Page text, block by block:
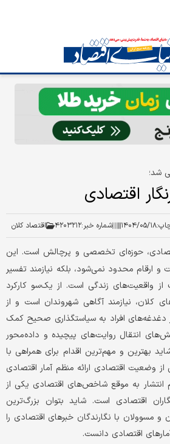
شد؛
اقتصادی
۱۴۰۴/۰۵/۱۸ شماره خبر:۴۲۰۳۲۱۲ اقتصاد کلان
حوزه‌ای تخصصی و پرچالش است. این
و ارقام محدود نمی‌شود، بلکه نیازمند تفسیر
از واقعیت‌های زندگی است. از یک‌سو کارکرد
کلان، نیازمند آگاهی شهروندان است و از
افراد به سیاستگذاری صحیح کمک
انتقال روایت‌های پیچیده و داده‌محور
بهترین و مهم‌ترین اقدام برای همراهی با
وضعیت اقتصادی ارائه منظم آمار اقتصادی
انتشار به موقع شاخص‌های اقتصادی یکی از
اقتصادی است. شاید بتوان بزرگ‌ترین
مسوولان با نگارندگان خبرهای اقتصادی را
اقتصادی دانست.